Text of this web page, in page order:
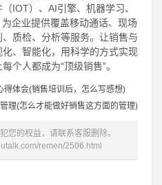
IOT）、AI引擎、机器学习、
企业提供覆盖移动通话、现场
质检、分析等服务。让销售与
、智能化，用科学的方式实现
个人都成为“顶级销售”。
得体会(销售培训后，怎么写感想)
理(怎么才能做好销售这方面的管理)
您的权益，请联系客服删除。
remen/2506.html